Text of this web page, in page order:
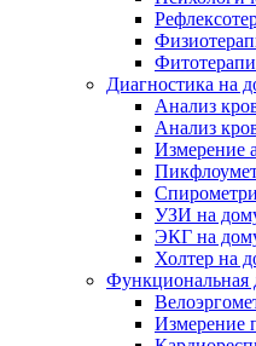
Диагностика на
Анализ
Анализ
Измерение
УЗИ на
ЭКГ на
Холтер на
Функциональная
Измерение